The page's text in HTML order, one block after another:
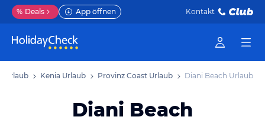
% Deals App öffnen Kontakt
Urlaub Kenia Urlaub Provinz Coast Urlaub Diani Beach Urlaub
Diani Beach